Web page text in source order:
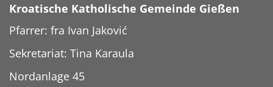
Kroatische Katholische Gemeinde Gießen
Pfarrer: fra Ivan Jaković
Sekretariat: Tina Karaula
Nordanlage 45